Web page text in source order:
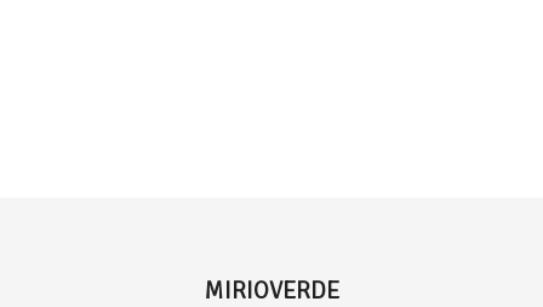
MIRIOVERDE